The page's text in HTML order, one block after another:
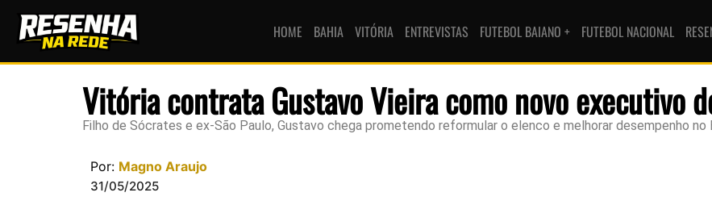
HOME BAHIA VITÓRIA ENTREVISTAS FUTEBOL BAIANO + FUTEBOL NACIONAL
Vitória contrata Gustavo Vieira como novo executivo
Filho de Sócrates e ex-São Paulo, Gustavo chega prometendo reformular o elenco e melhorar desempenho no
Por: Magno Araujo
31/05/2025